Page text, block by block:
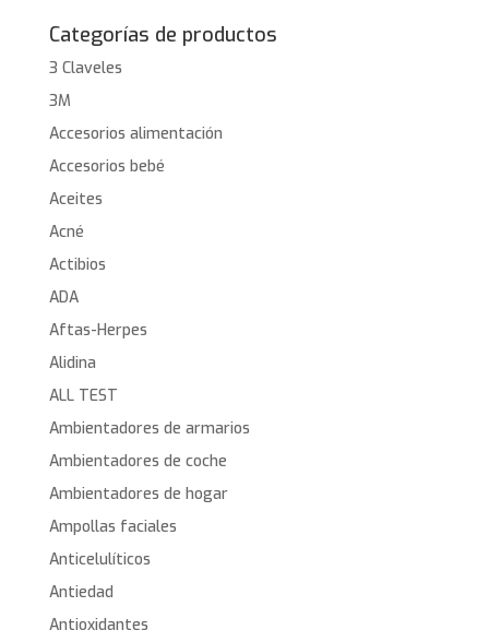
Categorías de productos
3 Claveles
3M
Accesorios alimentación
Accesorios bebé
Aceites
Acné
Actibios
ADA
Aftas-Herpes
Alidina
ALL TEST
Ambientadores de armarios
Ambientadores de coche
Ambientadores de hogar
Ampollas faciales
Anticelulíticos
Antiedad
Antioxidantes